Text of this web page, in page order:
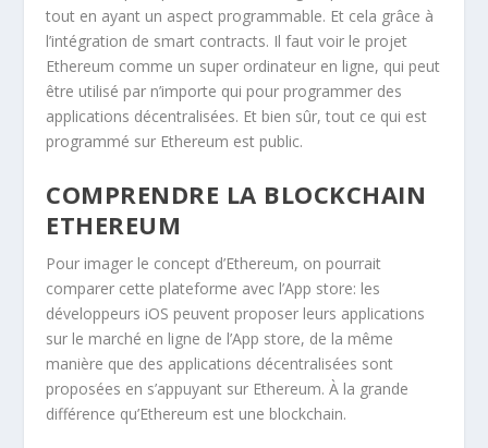
tout en ayant un aspect programmable. Et cela grâce à
l’intégration de smart contracts. Il faut voir le projet
Ethereum comme un super ordinateur en ligne, qui peut
être utilisé par n’importe qui pour programmer des
applications décentralisées. Et bien sûr, tout ce qui est
programmé sur Ethereum est public.
COMPRENDRE LA BLOCKCHAIN
ETHEREUM
Pour imager le concept d’Ethereum, on pourrait
comparer cette plateforme avec l’App store: les
développeurs iOS peuvent proposer leurs applications
sur le marché en ligne de l’App store, de la même
manière que des applications décentralisées sont
proposées en s’appuyant sur Ethereum. À la grande
différence qu’Ethereum est une blockchain.